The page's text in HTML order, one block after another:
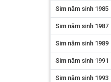
Sim năm sinh 1985
Sim năm sinh 1987
Sim năm sinh 1989
Sim năm sinh 1991
Sim năm sinh 1993